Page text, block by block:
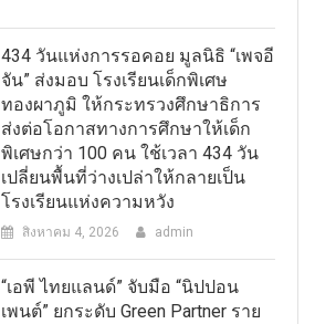
434 วันแห่งการรอคอย มูลนิธิ “เพจอี
จัน” ส่งมอบ โรงเรียนเด็กพิเศษ
ทองผาภูมิ ให้กระทรวงศึกษาธิการ
ส่งต่อโอกาสทางการศึกษาให้เด็ก
พิเศษกว่า 100 คน ใช้เวลา 434 วัน
เปลี่ยนพื้นที่ว่างเปล่าให้กลายเป็น
โรงเรียนแห่งความหวัง
สิงหาคม 4, 2026 admin
“เอพี ไทยแลนด์” จับมือ “นิปปอน
เพนต์” ยกระดับ Green Partner ราย